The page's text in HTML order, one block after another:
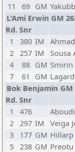
11
69 GM
L'Ami Erwin GM
Rd. Snr
1
380 IM
2 257 IM Sousa
4
88 GM Smirin
7
61 GM
Bok Benjamin GM
Rd. Snr
1
476
2 297 IM Veiga
3
177 GM Hillarp
5 238 GM Preotu